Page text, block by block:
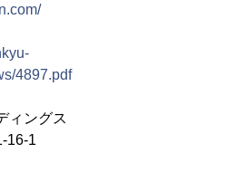
4897.pdf
ィングス
1